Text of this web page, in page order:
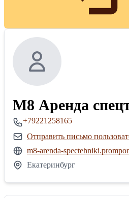
М8 Аренда
+79221258165
Отправить письмо
m8-arenda-
Екатеринбург